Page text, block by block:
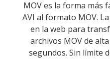
MOV es la forma más
AVI al formato MOV.
en la web para
archivos MOV de
segundos. Sin límite